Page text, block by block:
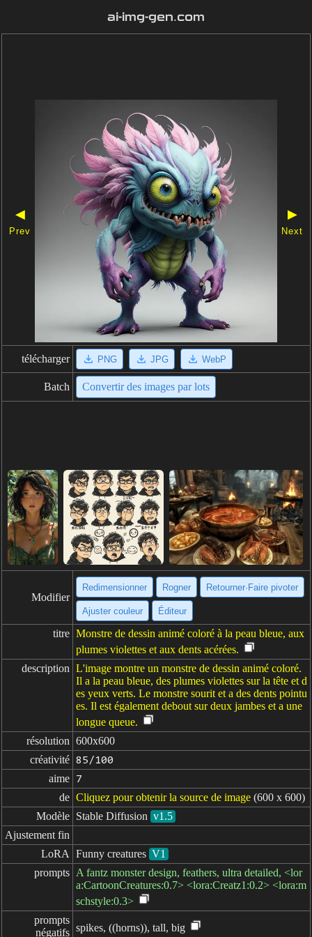
ai-img-gen.com
◀
Prev
▶
Next
télécharger PNG JPG WebP
Batch Convertir des images par lots
Modifier
Redimensionner Rogner Retourner·Faire pivoter
Ajuster couleur Éditeur
titre Monstre de dessin animé coloré à la peau bleue, aux
plumes violettes et aux dents acérées.
description L'image montre un monstre de dessin animé coloré.
Il a la peau bleue, des plumes violettes sur la tête et d
es yeux verts. Le monstre sourit et a des dents pointu
es. Il est également debout sur deux jambes et a une
longue queue.
résolution 600x600
créativité 85/100
aime 7
de Cliquez pour obtenir la source de image (600 x 600)
Modèle Stable Diffusion v1.5
Ajustement fin
LoRA
Funny creatures V1
prompts A fantz monster design, feathers, ultra detailed, <lor
a:CartoonCreatures:0.7> <lora:Creatz1:0.2> <lora:m
schstyle:0.3>
prompts
négatifs spikes, ((horns)), tall, big